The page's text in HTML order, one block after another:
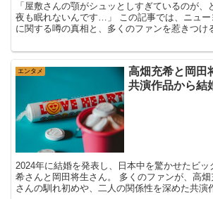
「屋敷さんの顎がシュッとしすぎているのが、
夜も眠れないんです…」 この記事では、ニュ
に関する噂の真相と、多くのファンを惹きつけ
エンタメ
高畑充希と岡田
共演作品から結
2024年に結婚を発表し、日本中を驚かせたビ
希さんと岡田将生さん。 多くのファンが、高畑充希さんと岡田将生
さんの馴れ初めや、二人の関係性を深めた共演